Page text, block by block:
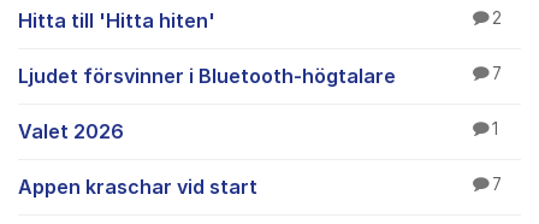
Hitta till 'Hitta hiten' 2
Ljudet försvinner i Bluetooth-högtalare 7
Valet 2026 1
Appen kraschar vid start 7